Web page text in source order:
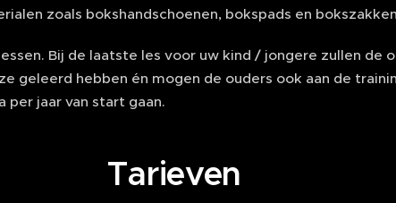
zoals bokshandschoenen, bokspads en
Bij de laatste les voor uw kind / jongere zullen de
geleerd hebben én mogen de ouders ook aan de
per jaar van start gaan.
Tarieven